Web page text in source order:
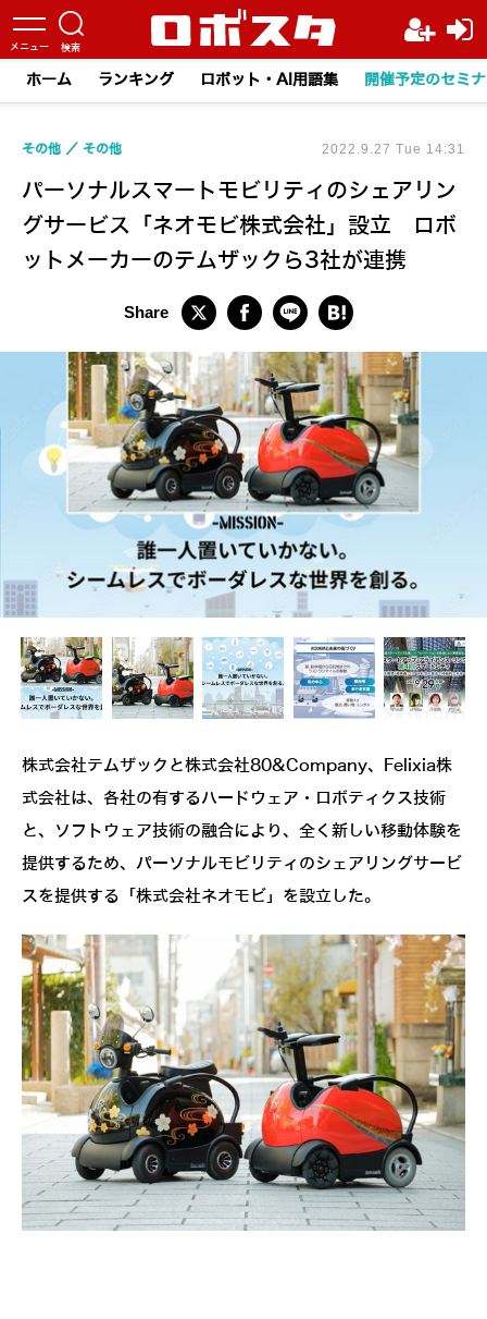
ホーム ランキング ロボット・AI用語集 開催予定のセミ
パーソナルスマートモビリティのシェアリン
グサービス「ネオモビ株式会社」設立 ロボ
ットメーカーのテムザックら3社が連携
その他 その他 2022.9.27 Tue 14:31
株式会社テムザックと株式会社80&Company、Felixia株
式会社は、各社の有するハードウェア・ロボティクス技術
と、ソフトウェア技術の融合により、全く新しい移動体験を
提供するため、パーソナルモビリティのシェアリングサービ
スを提供する「株式会社ネオモビ」を設立した。